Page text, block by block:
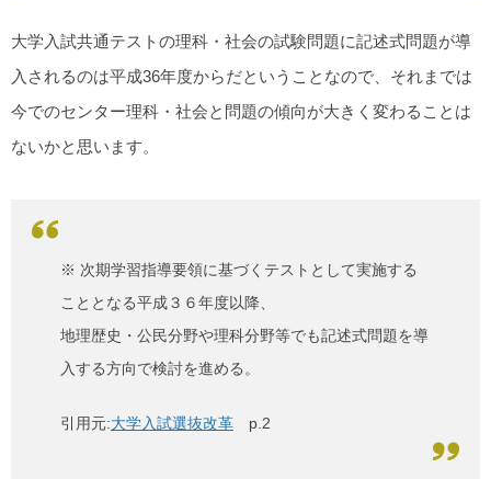
大学入試共通テストの理科・社会の試験問題に記述式問題が導
入されるのは平成36年度からだということなので、それまでは
今でのセンター理科・社会と問題の傾向が大きく変わることは
ないかと思います。
※ 次期学習指導要領に基づくテストとして実施する
こととなる平成３６年度以降、
地理歴史・公民分野や理科分野等でも記述式問題を導
入する方向で検討を進める。
引用元:大学入試選抜改革 p.2